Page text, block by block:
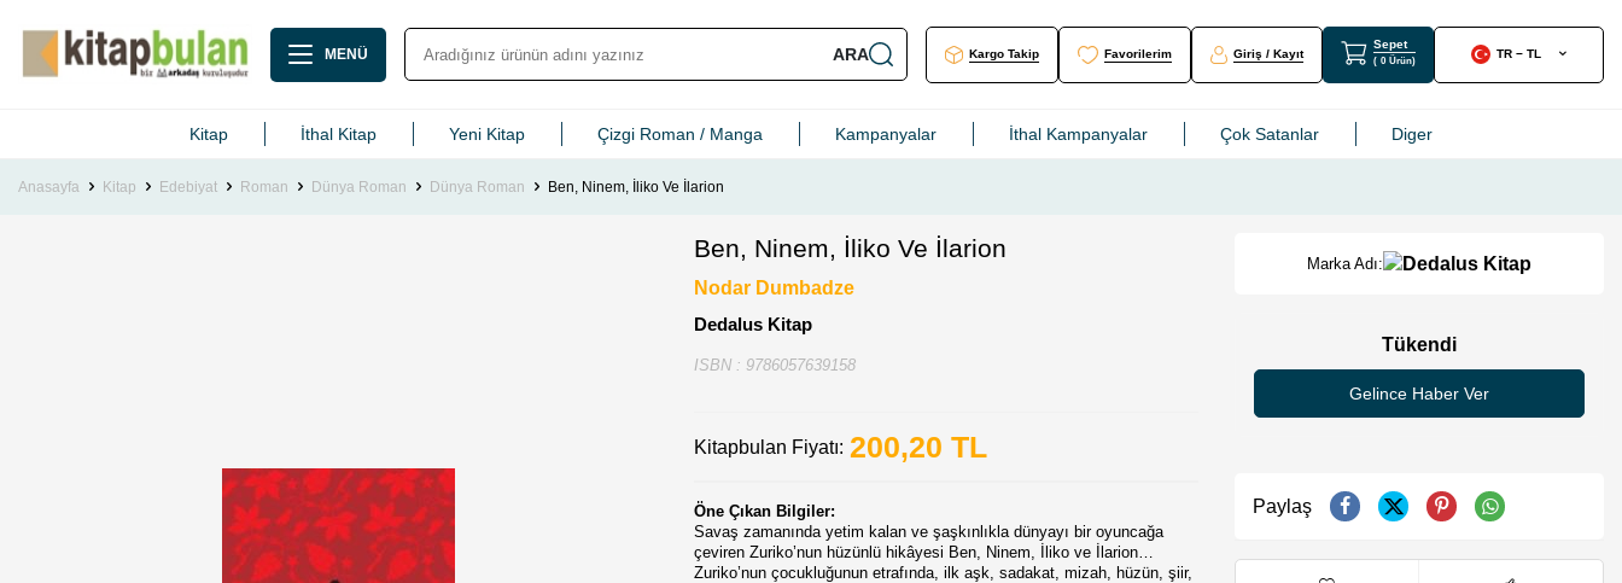
MENÜ ARA Kargo Takip Favorilerim Giriş / Kayıt
Sepet
( 0 Ürün)
TR − TL
Kitap İthal Kitap Yeni Kitap Çizgi Roman / Manga Kampanyalar İthal Kampanyalar Çok Satanlar Diger
Anasayfa Kitap Edebiyat Roman Dünya Roman Dünya Roman Ben, Ninem, İliko Ve İlarion
Ben, Ninem, İliko Ve İlarion
Nodar Dumbadze
Dedalus Kitap
ISBN : 9786057639158
Kitapbulan Fiyatı: 200,20 TL
Öne Çıkan Bilgiler:
Savaş zamanında yetim kalan ve şaşkınlıkla dünyayı bir oyuncağa
çeviren Zuriko’nun hüzünlü hikâyesi Ben, Ninem, İliko ve İlarion…
Zuriko’nun çocukluğunun etrafında, ilk aşk, sadakat, mizah, hüzün, şiir,
Marka Adı:
Tükendi
Gelince Haber Ver
Paylaş